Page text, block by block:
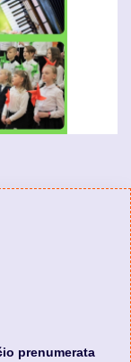
prenumerata